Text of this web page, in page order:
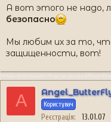
А вот этого не надо,
безопасно
Мы любим их за то,
защищенности, вот!
A Користувач
Реєстрація 13.01.07